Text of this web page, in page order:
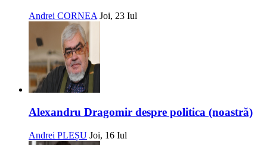
Andrei CORNEA Joi, 23 Iul
Alexandru Dragomir despre politica (noastră)
Andrei PLEȘU Joi, 16 Iul